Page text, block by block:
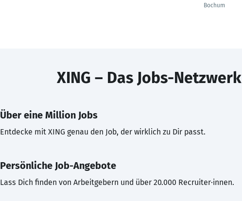
Bochum
XING – Das Jobs-Netzwerk
Über eine Million Jobs
Entdecke mit XING genau den Job, der wirklich zu Dir passt.
Persönliche Job-Angebote
Lass Dich finden von Arbeitgebern und über 20.000 Recruiter·innen.